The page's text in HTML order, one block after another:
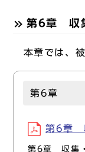
第6章 収
本章では、被
第6章
第6章
第6章 収集